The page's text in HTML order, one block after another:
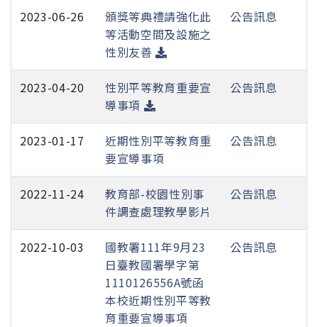
2023-06-26
頒獎等典禮請強化此
等活動空間及設施之
性別友善
公告訊息
2023-04-20
性別平等教育重要宣
導事項
公告訊息
2023-01-17
近期性別平等教育重
要宣導事項
公告訊息
2022-11-24
教育部-校園性別事
件調查處理教學影片
公告訊息
2022-10-03
國教署111年9月23
日臺教國署學字第
1110126556A號函
本校近期性別平等教
育重要宣導事項
公告訊息